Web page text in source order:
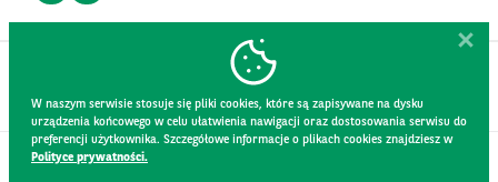
W naszym serwisie stosuje się pliki cookies, które są zapisywane na dysku
urządzenia końcowego w celu ułatwienia nawigacji oraz dostosowania serwisu do
preferencji użytkownika. Szczegółowe informacje o plikach cookies znajdziesz w
Polityce prywatności.
KONTAKT